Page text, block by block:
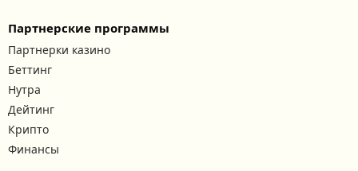
Партнерские программы
Партнерки казино
Беттинг
Нутра
Дейтинг
Крипто
Финансы